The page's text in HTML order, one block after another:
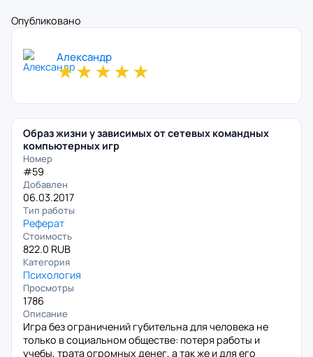
Опубликовано
Александр
★★★★★
Образ жизни у зависимых от сетевых командных
компьютерных игр
Номер
#59
Добавлен
06.03.2017
Тип работы
Реферат
Стоимость
822.0 RUB
Категория
Психология
Просмотры
1786
Описание
Игра без ограничений губительна для человека не
только в социальном обществе: потеря работы и
учебы, трата огромных денег, а так же и для его